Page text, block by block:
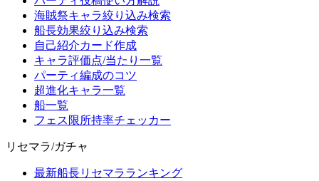
海賊祭キャラ絞り込み検索
船長効果絞り込み検索
自己紹介カード作成
キャラ評価点/当たり一覧
パーティ編成のコツ
超進化キャラ一覧
船一覧
フェス限所持率チェッカー
リセマラ/ガチャ
最新船長リセマラランキング